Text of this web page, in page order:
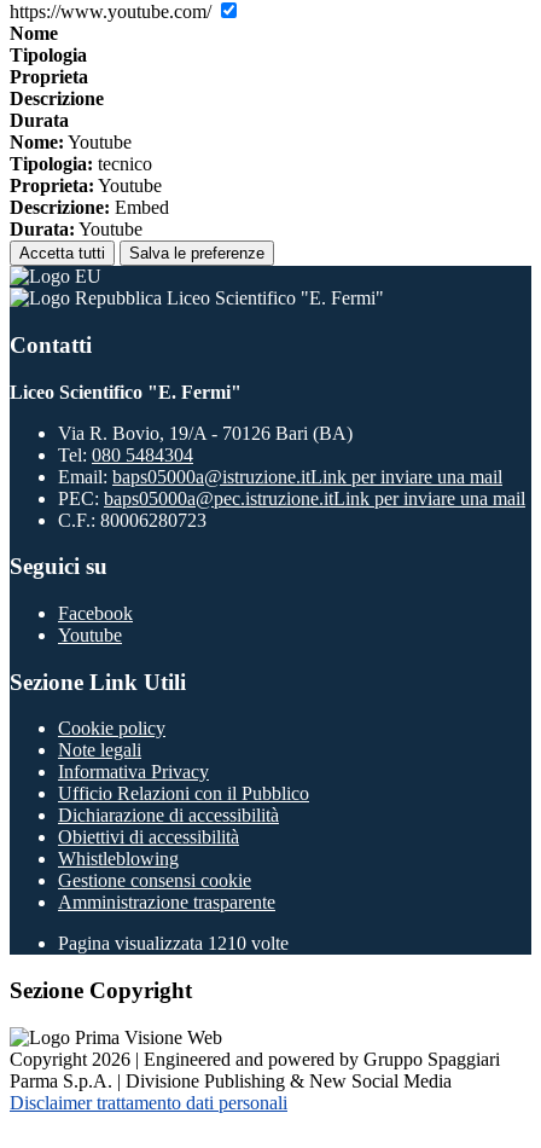
https://www.youtube.com/
Nome
Tipologia
Proprieta
Descrizione
Durata
Nome: Youtube
Tipologia: tecnico
Proprieta: Youtube
Descrizione: Embed
Durata: Youtube
Accetta tutti Salva le preferenze
Liceo Scientifico "E. Fermi"
Contatti
Liceo Scientifico "E. Fermi"
Via R. Bovio, 19/A - 70126 Bari (BA)
Tel: 080 5484304
Email: baps05000a@istruzione.itLink per inviare una mail
PEC: baps05000a@pec.istruzione.itLink per inviare una mail
C.F.: 80006280723
Seguici su
Facebook
Youtube
Sezione Link Utili
Cookie policy
Note legali
Informativa Privacy
Ufficio Relazioni con il Pubblico
Dichiarazione di accessibilità
Obiettivi di accessibilità
Whistleblowing
Gestione consensi cookie
Amministrazione trasparente
Pagina visualizzata 1210 volte
Sezione Copyright
Copyright 2026 | Engineered and powered by Gruppo Spaggiari
Parma S.p.A. | Divisione Publishing & New Social Media
Disclaimer trattamento dati personali